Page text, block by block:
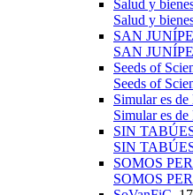
Salud y
Salud y
SAN
SAN
Seeds of
Seeds of
Simular es
Simular es
SIN
SIN
SOMOS
SOMOS